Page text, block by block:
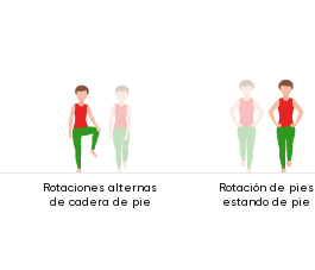
Rotaciones alternas
de cadera de pie
Rotación de pies
estando de pie